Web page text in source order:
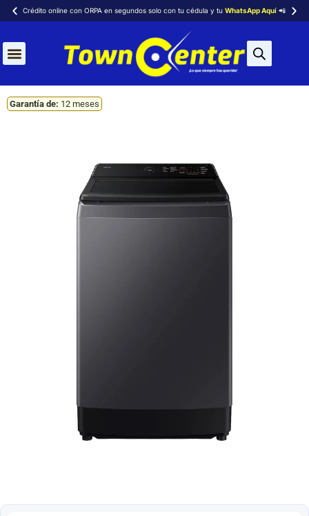
Crédito online con ORPA en segundos solo con tu cédula y tuWhatsApp Aquí 📲
Garantía de: 12 meses